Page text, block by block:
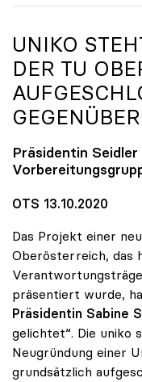
UNIKO
DER TU
GEGENÜBER
Präsidentin
OTS 13.10.2020
Das Projekt einer
Oberösterreich, das
präsentiert wurde,
Präsidentin Sabine
gelichtet“. Die uniko
Neugründung einer
grundsätzlich